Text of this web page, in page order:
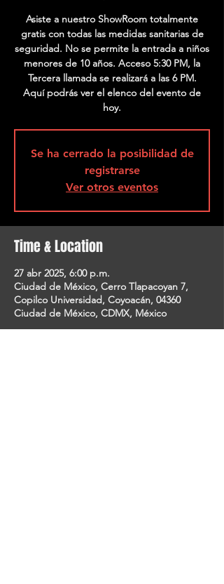
Asiste a nuestro ShowRoom totalmente
gratis con todas las medidas sanitarias de
seguridad. No se permite la entrada a niños
menores de 10 años. Acceso 5:30 PM, la
Tercera llamada se realizará a las 6 PM.
Aquí podrás ver el elenco del evento de
hoy.
Se ha cerrado la posibilidad de
registrarse
Ver otros eventos
Time & Location
27 abr 2025, 6:00 p.m.
Ciudad de México, Cerro Tlapacoyan 7,
Copilco Universidad, Coyoacán, 04360
Ciudad de México, CDMX, México